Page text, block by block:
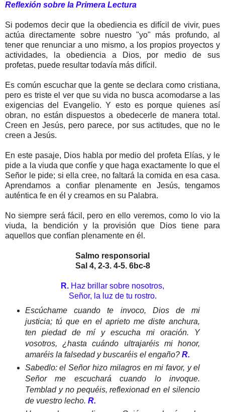
Reflexión sobre la Primera Lectura
Si podemos decir que la obediencia es difícil de vivir, pues
actúa directamente sobre nuestro "yo" más profundo, al
tener que renunciar a uno mismo, a los propios proyectos y
actividades, la obediencia a Dios, por medio de sus
profetas, puede resultar todavía más difícil.
Es común escuchar que la gente se declara como cristiana,
pero es triste el ver que su vida no busca acomodarse a las
exigencias del Evangelio. Y esto es porque quienes así
obran, no están dispuestos a obedecerle de manera total.
Creen en Jesús, pero parece, por sus actitudes, que no le
creen a Jesús.
En este pasaje, Dios habla por medio del profeta Elías, y le
pide a la viuda que confíe y que haga exactamente lo que el
Señor le pide; si ella cree, no faltará la comida en esa casa.
Aprendamos a confiar plenamente en Jesús, tengamos
auténtica fe en él y creamos en su Palabra.
No siempre será fácil, pero en ello veremos, como lo vio la
viuda, la bendición y la provisión que Dios tiene para
aquellos que confían plenamente en él.
Salmo responsorial
Sal 4, 2-3. 4-5. 6bc-8
R. Haz brillar sobre nosotros,
Señor, la luz de tu rostro.
Escúchame cuando te invoco, Dios de mi
justicia; tú que en el aprieto me diste anchura,
ten piedad de mí y escucha mi oración. Y
vosotros, ¿hasta cuándo ultrajaréis mi honor,
amaréis la falsedad y buscaréis el engaño? R.
Sabedlo: el Señor hizo milagros en mi favor, y el
Señor me escuchará cuando lo invoque.
Temblad y no pequéis, reflexionad en el silencio
de vuestro lecho. R.